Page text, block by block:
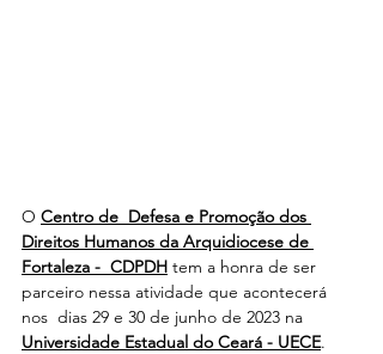
O Centro de  Defesa e Promoção dos
Direitos Humanos da Arquidiocese de
Fortaleza -  CDPDH tem a honra de ser
parceiro nessa atividade que acontecerá
nos  dias 29 e 30 de junho de 2023 na
Universidade Estadual do Ceará - UECE.